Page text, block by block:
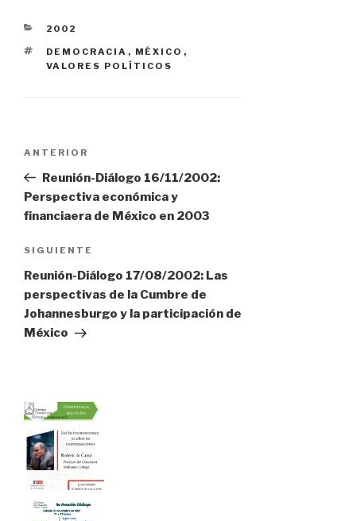
CATEGORÍAS
2002
ETIQUETAS
DEMOCRACIA , MÉXICO ,
VALORES POLÍTICOS
Navegación
de
entradas
Entrada
anterior:
ANTERIOR
Reunión-Diálogo 16/11/2002:
Perspectiva económica y
financiaera de México en 2003
Siguiente
entrada
SIGUIENTE
Reunión-Diálogo 17/08/2002: Las
perspectivas de la Cumbre de
Johannesburgo y la participación de
México